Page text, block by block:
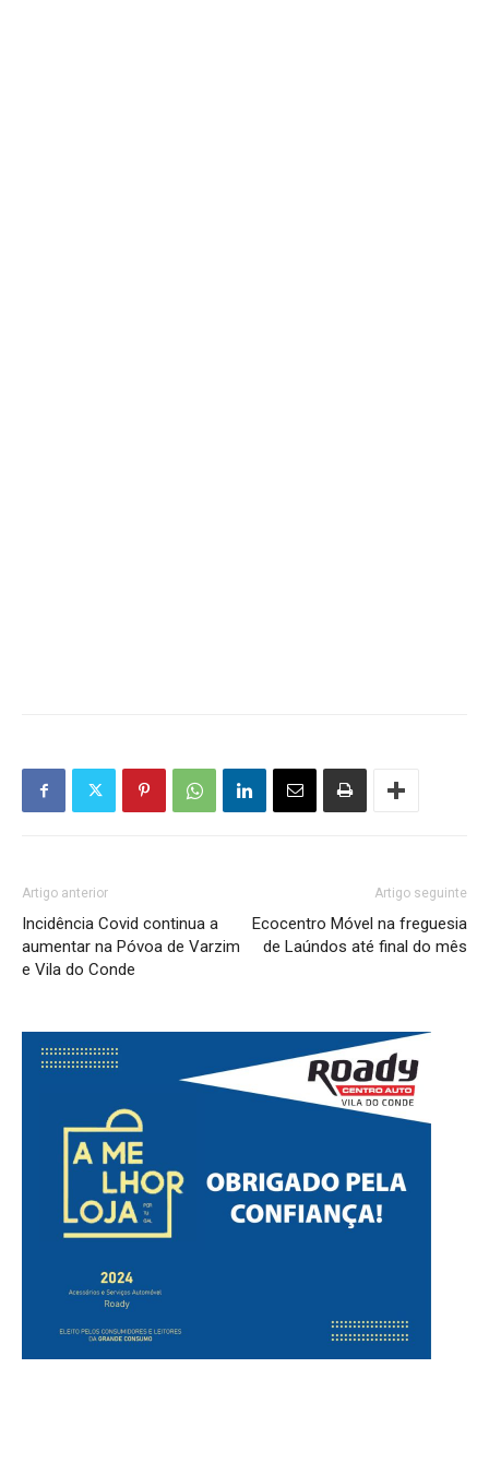
Artigo anterior
Incidência Covid continua a
aumentar na Póvoa de Varzim
e Vila do Conde
Artigo seguinte
Ecocentro Móvel na freguesia
de Laúndos até final do mês